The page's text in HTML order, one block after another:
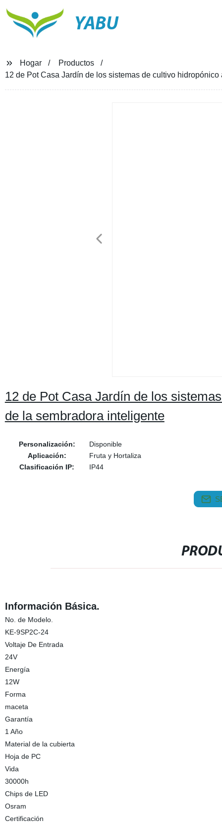
YABU
Hogar
Productos
12 de Pot Casa Jardín de los sistemas de cultivo
12 de Pot Casa Jardín de los
de la sembradora inteligente
Personalización:
Disponible
Aplicación:
Fruta y Hortaliza
Clasificación IP:
IP44
Información Básica.
No. de Modelo.
KE-9SP2C-24
Voltaje De Entrada
24V
Energía
12W
Forma
maceta
Garantía
1 Año
Material de la cubierta
Hoja de PC
Vida
30000h
Chips de LED
Osram
Certificación